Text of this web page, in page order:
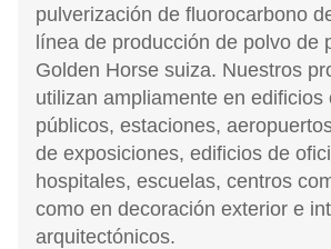
pulverización de fluorocarbono
línea de producción de polvo de
Golden Horse suiza. Nuestros
utilizan ampliamente en edificios
públicos, estaciones,
de exposiciones, edificios de
hospitales, escuelas, centros
como en decoración exterior e
arquitectónicos.